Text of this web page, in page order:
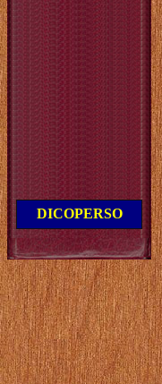
DICOPERSO